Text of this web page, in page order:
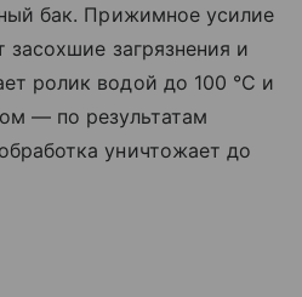
бак. Прижимное усилие
загрязнения и
ролик водой до 100 °C и
— по результатам
уничтожает до